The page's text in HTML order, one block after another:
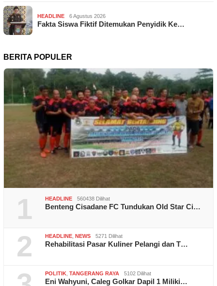
HEADLINE 6 Agustus 2026
Fakta Siswa Fiktif Ditemukan Penyidik Ke…
BERITA POPULER
1 HEADLINE 560438 Dilihat
Benteng Cisadane FC Tundukan Old Star Ci…
2 HEADLINE NEWS 5271 Dilihat
Rehabilitasi Pasar Kuliner Pelangi dan T…
POLITIK TANGERANG RAYA 5102 Dilihat
Eni Wahyuni, Caleg Golkar Dapil 1 Miliki…